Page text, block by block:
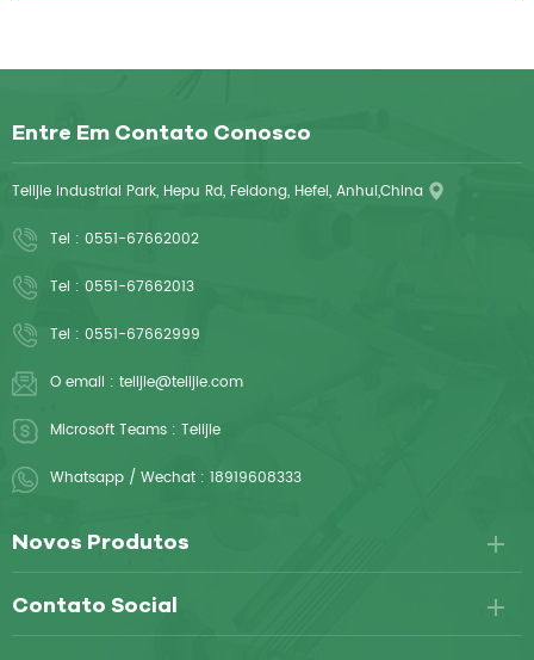
Entre Em Contato Conosco
Telijie Industrial Park, Hepu Rd, Feidong, Hefei, Anhui,China
Tel : 0551-67662002
Tel : 0551-67662013
Tel : 0551-67662999
O email : telijie@telijie.com
Microsoft Teams : Telijie
Whatsapp / Wechat : 18919608333
Novos Produtos
Contato Social